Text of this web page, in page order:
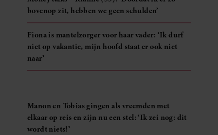
bovenop zit, hebben we geen schulden’
Fiona is mantelzorger voor haar vader: ‘Ik durf
niet op vakantie, mijn hoofd staat er ook niet
naar’
Manon en Tobias gingen als vreemden met
elkaar op reis en zijn nu een stel: ‘Ik zei nog: dit
wordt niets!’